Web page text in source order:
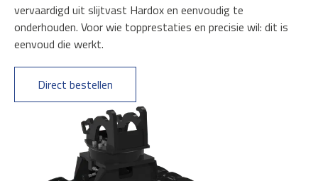
vervaardigd uit slijtvast Hardox en eenvoudig te
onderhouden. Voor wie topprestaties en precisie wil: dit is
eenvoud die werkt.
Direct bestellen